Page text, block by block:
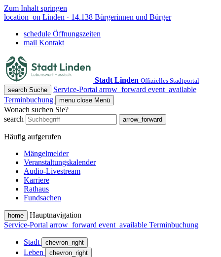
Zum Inhalt springen
location_on Linden · 14.138 Bürgerinnen und Bürger
schedule Öffnungszeiten
mail Kontakt
Stadt Linden Offizielles Stadtportal
search Suche Service-Portal arrow_forward event_available
Terminbuchung
menu close Menü
Wonach suchen Sie?
search
arrow_forward
Häufig aufgerufen
Mängelmelder
Veranstaltungskalender
Audio-Livestream
Karriere
Rathaus
Fundsachen
home
Hauptnavigation
Service-Portal arrow_forward event_available Terminbuchung
Stadt chevron_right
Leben chevron_right